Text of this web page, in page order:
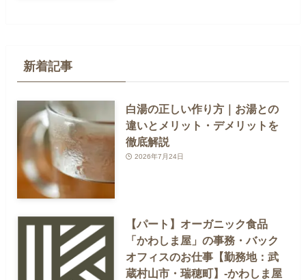
新着記事
白湯の正しい作り方｜お湯との
違いとメリット・デメリットを
徹底解説
2026年7月24日
【パート】オーガニック食品
「かわしま屋」の事務・バック
オフィスのお仕事【勤務地：武
蔵村山市・瑞穂町】-かわしま屋